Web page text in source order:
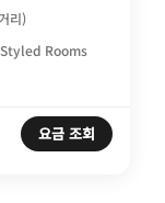
리)
Rooms
요금 조회